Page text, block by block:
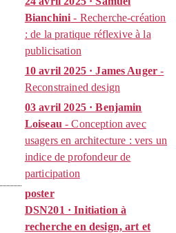
Bianchini - Recherche-création
: de la pratique réflexive à la
publicisation
10 avril 2025 · James Auger -
Reconstrained design
03 avril 2025 · Benjamin
Loiseau - Conception avec
usagers en architecture : vers un
indice de profondeur de
participation
poster
DSN201 · Initiation à
recherche en design, art et